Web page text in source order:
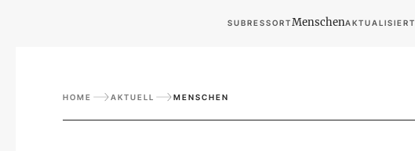
SUBRESSORTMenschenAKTUALISIERT
HOME AKTUELL MENSCHEN